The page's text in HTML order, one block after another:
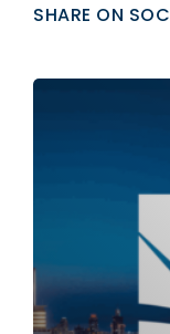
SHARE ON